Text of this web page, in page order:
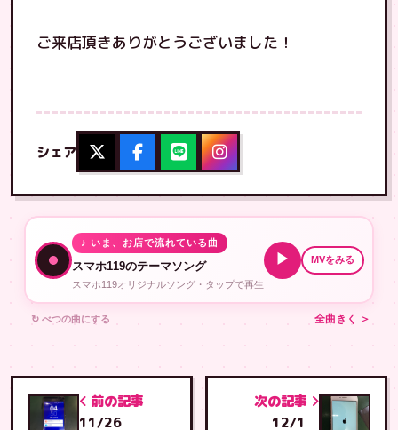
ご来店頂きありがとうございました！
シェア
♪ いま、お店で流れている曲
スマホ119のテーマソング
スマホ119オリジナルソング・タップで再生
▶ MVをみる
↻ べつの曲にする 全曲きく ＞
前の記事
11/26
次の記事
12/1